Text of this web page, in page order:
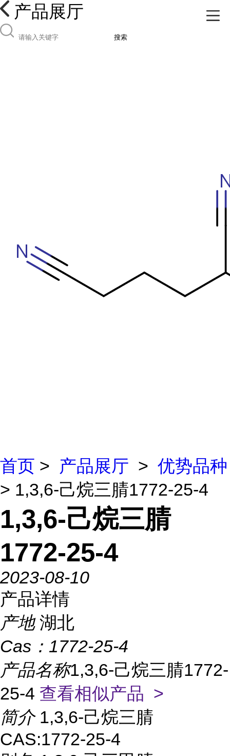
产品展厅
搜索
首页 > 产品展厅 > 优势品种
> 1,3,6-己烷三腈1772-25-4
1,3,6-己烷三腈
1772-25-4
2023-08-10
产品详情
产地 湖北
Cas： 1772-25-4
产品名称1,3,6-己烷三腈1772-
25-4 查看相似产品 >
简介 1,3,6-己烷三腈
CAS:1772-25-4